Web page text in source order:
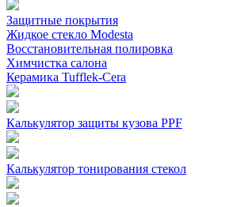
Защитные покрытия
Жидкое стекло Modesta
Восстановительная полировка
Химчистка салона
Керамика Tufflek-Cera
Калькулятор защиты кузова PPF
Калькулятор тонирования стекол